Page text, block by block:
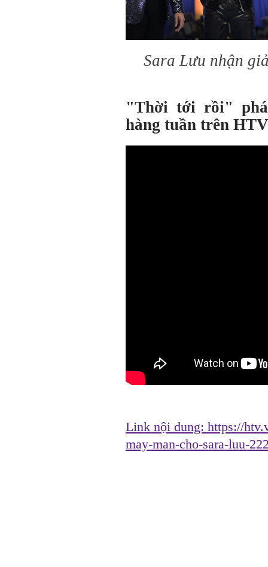
Sara Lưu nhận
"Thời tới rồi"
hàng tuần trên
Link nội dung: https://
may-man-cho-sara-luu-